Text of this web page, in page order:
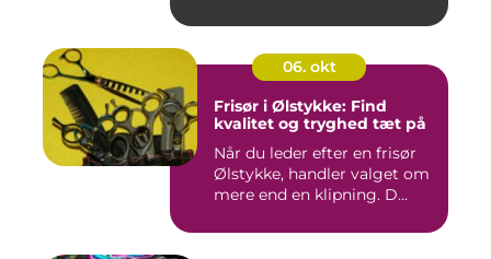
06. okt
Frisør i Ølstykke: Find
kvalitet og tryghed tæt på
Når du leder efter en frisør
Ølstykke, handler valget om
mere end en klipning. D...